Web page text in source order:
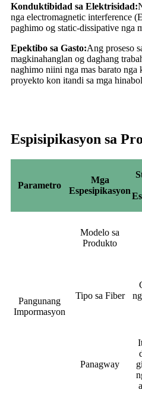
Konduktibidad sa Elektrisidad:
nga electromagnetic interference
paghimo og static-dissipative nga
Epektibo sa Gasto:Ang proseso
magkinahanglan og daghang
naghimo niini nga mas barato nga
proyekto kon itandi sa mga
Espisipikasyon sa
Parametro
Mga
Espesipikasyon
Pangunang
Impormasyon
Modelo sa
Produkto
Tipo sa Fiber
Panagway